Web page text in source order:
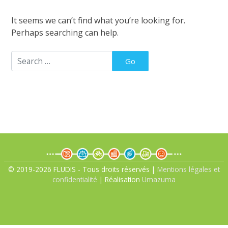
It seems we can’t find what you’re looking for.
Perhaps searching can help.
© 2019-2026 FLUDIS - Tous droits réservés | Mentions légales et
confidentialité | Réalisation Umazuma